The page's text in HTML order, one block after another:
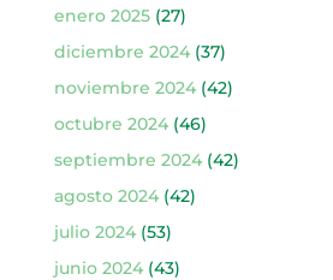
enero 2025(27)
diciembre 2024(37)
noviembre 2024(42)
octubre 2024(46)
septiembre 2024(42)
agosto 2024(42)
julio 2024(53)
junio 2024(43)